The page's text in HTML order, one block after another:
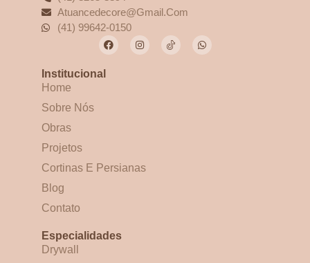
Atuancedecore@gmail.com
(41) 99642-0150
Institucional
Home
Sobre Nós
Obras
Projetos
Cortinas E Persianas
Blog
Contato
Especialidades
Drywall